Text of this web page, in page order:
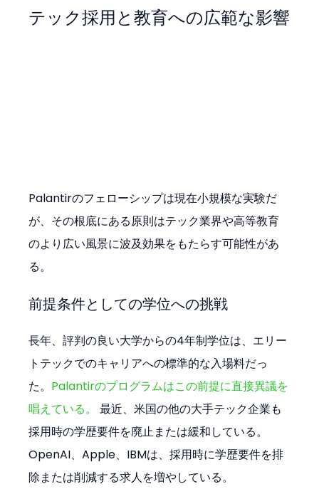
テック採用と教育への広範な影響
Palantirのフェローシップは現在小規模な実験だ
が、その根底にある原則はテック業界や高等教育
のより広い風景に波及効果をもたらす可能性があ
る。
前提条件としての学位への挑戦
長年、評判の良い大学からの4年制学位は、エリー
トテックでのキャリアへの標準的な入場料だっ
た。 Palantirのプログラムはこの前提に直接異議を
唱えている。
最近、米国の他の大手テック企業も
採用時の学歴要件を廃止または緩和している。
OpenAI、Apple、IBMは、採用時に学歴要件を排
除または削減する求人を増やしている。